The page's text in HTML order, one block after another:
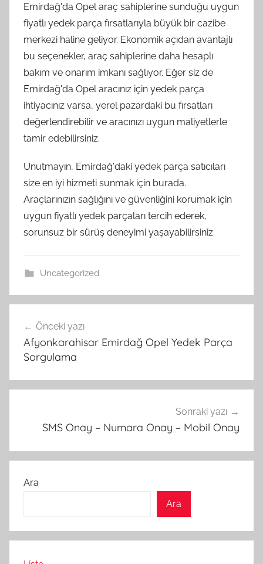
Emirdağ'da Opel araç sahiplerine sunduğu uygun
fiyatlı yedek parça fırsatlarıyla büyük bir cazibe
merkezi haline geliyor. Ekonomik açıdan avantajlı
bu seçenekler, araç sahiplerine daha hesaplı
bakım ve onarım imkanı sağlıyor. Eğer siz de
Emirdağ'da Opel aracınız için yedek parça
ihtiyacınız varsa, yerel pazardaki bu fırsatları
değerlendirebilir ve aracınızı uygun maliyetlerle
tamir edebilirsiniz.
Unutmayın, Emirdağ'daki yedek parça satıcıları
size en iyi hizmeti sunmak için burada.
Araçlarınızın sağlığını ve güvenliğini korumak için
uygun fiyatlı yedek parçaları tercih ederek,
sorunsuz bir sürüş deneyimi yaşayabilirsiniz.
Uncategorized
gezinmesi
Önceki yazı
Afyonkarahisar Emirdağ Opel Yedek Parça
Sorgulama
Sonraki yazı
SMS Onay – Numara Onay – Mobil Onay
Ara
Ara